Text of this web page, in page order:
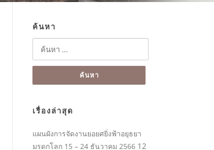
ค้นหา
ค้นหา
เรื่องล่าสุด
แผนผังการจัดงานยอยศยิ่งฟ้าอยุธยา
มรดกโลก 15 – 24 ธันวาคม 2566 12